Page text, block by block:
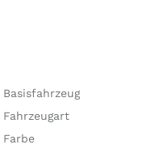
Basisfahrzeug
Fahrzeugart
Farbe